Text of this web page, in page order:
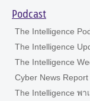
Podcast
The Intelligence
The Intelligence
The Intelligence
Cyber News Report
The Intelligence พา